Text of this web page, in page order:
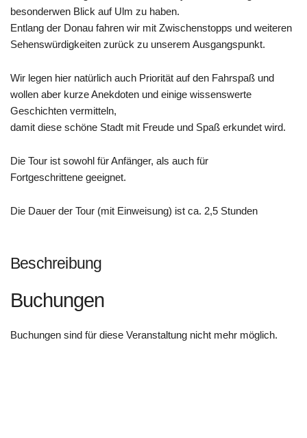
besonderwen Blick auf Ulm zu haben.
Entlang der Donau fahren wir mit Zwischenstopps und weiteren
Sehenswürdigkeiten zurück zu unserem Ausgangspunkt.
Wir legen hier natürlich auch Priorität auf den Fahrspaß und
wollen aber kurze Anekdoten und einige wissenswerte
Geschichten vermitteln,
damit diese schöne Stadt mit Freude und Spaß erkundet wird.
Die Tour ist sowohl für Anfänger, als auch für
Fortgeschrittene geeignet.
Die Dauer der Tour (mit Einweisung) ist ca. 2,5 Stunden
Beschreibung
Buchungen
Buchungen sind für diese Veranstaltung nicht mehr möglich.